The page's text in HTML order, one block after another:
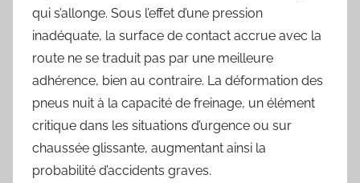
qui s’allonge. Sous l’effet d’une pression
inadéquate, la surface de contact accrue avec la
route ne se traduit pas par une meilleure
adhérence, bien au contraire. La déformation des
pneus nuit à la capacité de freinage, un élément
critique dans les situations d’urgence ou sur
chaussée glissante, augmentant ainsi la
probabilité d’accidents graves.